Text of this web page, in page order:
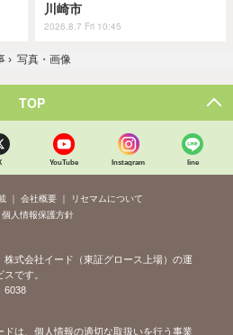
川崎市
2026.8.7 Fri 10:45
› 写真・画像
TOP
YouTube Instagram line
会社概要
リセマムについて
個人情報保護方針
株式会社イード（東証グロース上場）の運
です。
6038
ドは、個人情報の適切な取扱いを行う事業